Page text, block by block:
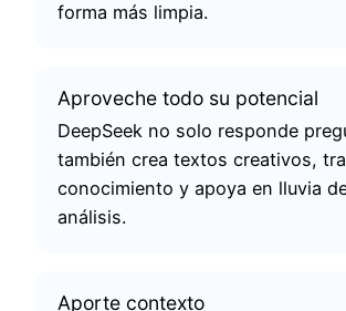
forma más limpia.
Aproveche todo su potencial
DeepSeek no solo responde
también crea textos creativos,
conocimiento y apoya en lluvia
análisis.
Aporte contexto